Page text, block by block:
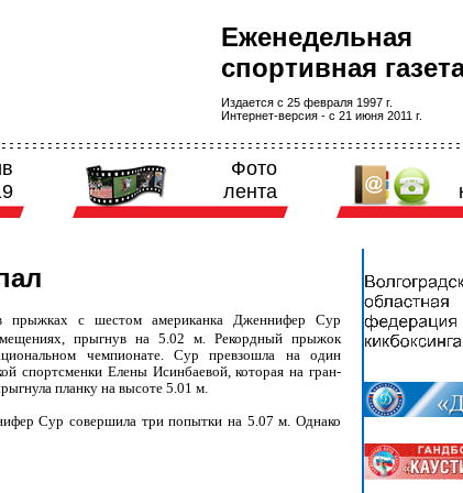
Еженедельная
спортивная
Издается с 25 февраля 1997 г.
Интернет-версия - с 21 июня 2011 г.
Фото
лента
прыжках с шестом американка Дженнифер Сур
прыгнув на 5.02 м. Рекордный прыжок
чемпионате. Сур превзошла на один
спортсменки Елены Исинбаевой, которая на гран-
планку на высоте 5.01 м.
Сур совершила три попытки на 5.07 м. Однако